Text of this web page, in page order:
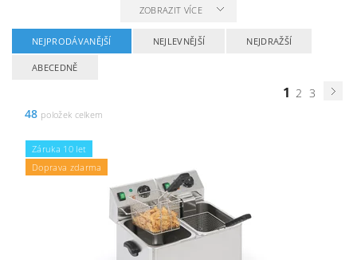
ZOBRAZIT VÍCE
NEJPRODÁVANĚJŠÍ NEJLEVNĚJŠÍ NEJDRAŽŠÍ
ABECEDNĚ
1 2 3
48 položek celkem
Záruka 10 let
Doprava zdarma